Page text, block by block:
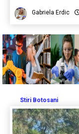
Gabriela Erdic
Stiri Botosani